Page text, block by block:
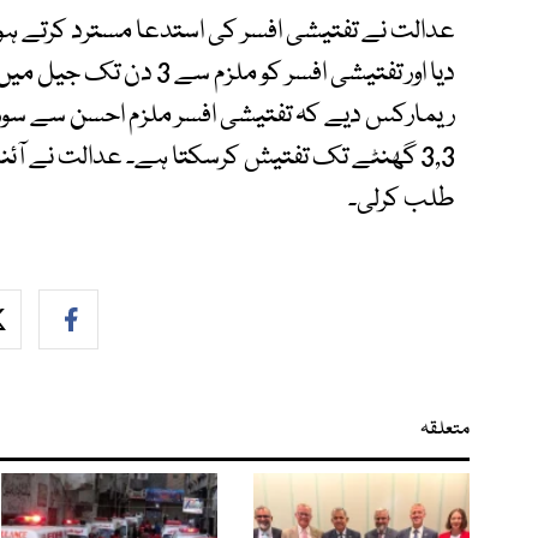
عدالت نے تفتیشی افسر کی استدعا مسترد کرتے
دیا اور تفتیشی افسر
3,3 گھنٹے تک تفتیش کرسکتا ہے۔ عدالت نے
طلب کرلی۔
متعلقہ